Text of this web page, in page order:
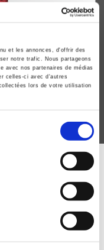
et les annonces, d'offrir des
notre trafic. Nous partageons
avec nos partenaires de médias
celles-ci avec d'autres
lors de votre utilisation